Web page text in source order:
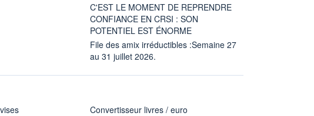
C'EST LE MOMENT DE REPRENDRE
CONFIANCE EN CRSI : SON
POTENTIEL EST ÉNORME
File des amix irréductibles :Semaine 27
au 31 juillet 2026.
Convertisseur livres / euro